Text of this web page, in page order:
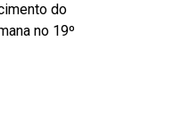
do
no 19º